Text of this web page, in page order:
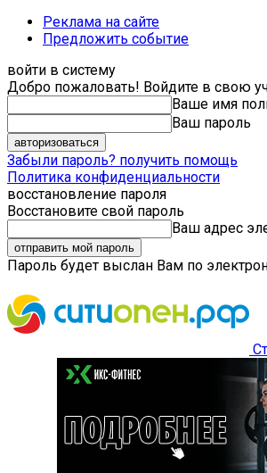
Реклама на сайте
Предложить событие
войти в систему
Добро пожаловать! Войдите в свою
Ваше имя
Ваш пароль
Забыли пароль? получить помощь
Политика конфиденциальности
восстановление пароля
Восстановите свой пароль
Ваш адрес
Пароль будет выслан Вам по